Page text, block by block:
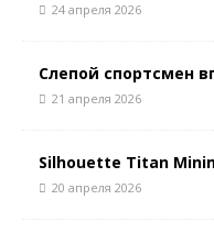
24 апреля 2026
Слепой спортсмен
21 апреля 2026
Silhouette Titan
20 апреля 2026